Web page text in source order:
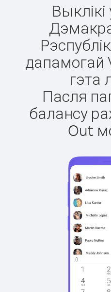
Выклікі
гэта
Пасля
балансу
Out